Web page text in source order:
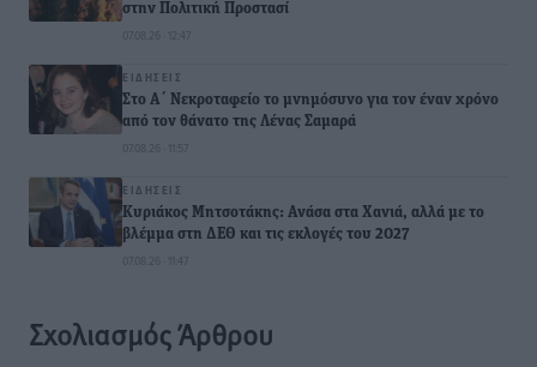
στην Πολιτική Προστασί
07.08.26 · 12:47
ΕΙΔΉΣΕΙΣ
Στο Α΄ Νεκροταφείο το μνημόσυνο για τον έναν χρόνο
από τον θάνατο της Λένας Σαμαρά
07.08.26 · 11:57
ΕΙΔΉΣΕΙΣ
Κυριάκος Μητσοτάκης: Ανάσα στα Χανιά, αλλά με το
βλέμμα στη ΔΕΘ και τις εκλογές του 2027
07.08.26 · 11:47
Σχολιασμός Άρθρου